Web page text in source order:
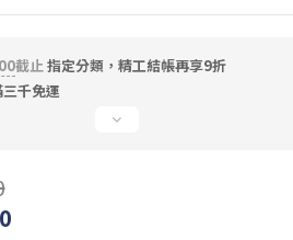
截止指定分類，精工結帳再享9折
千免運